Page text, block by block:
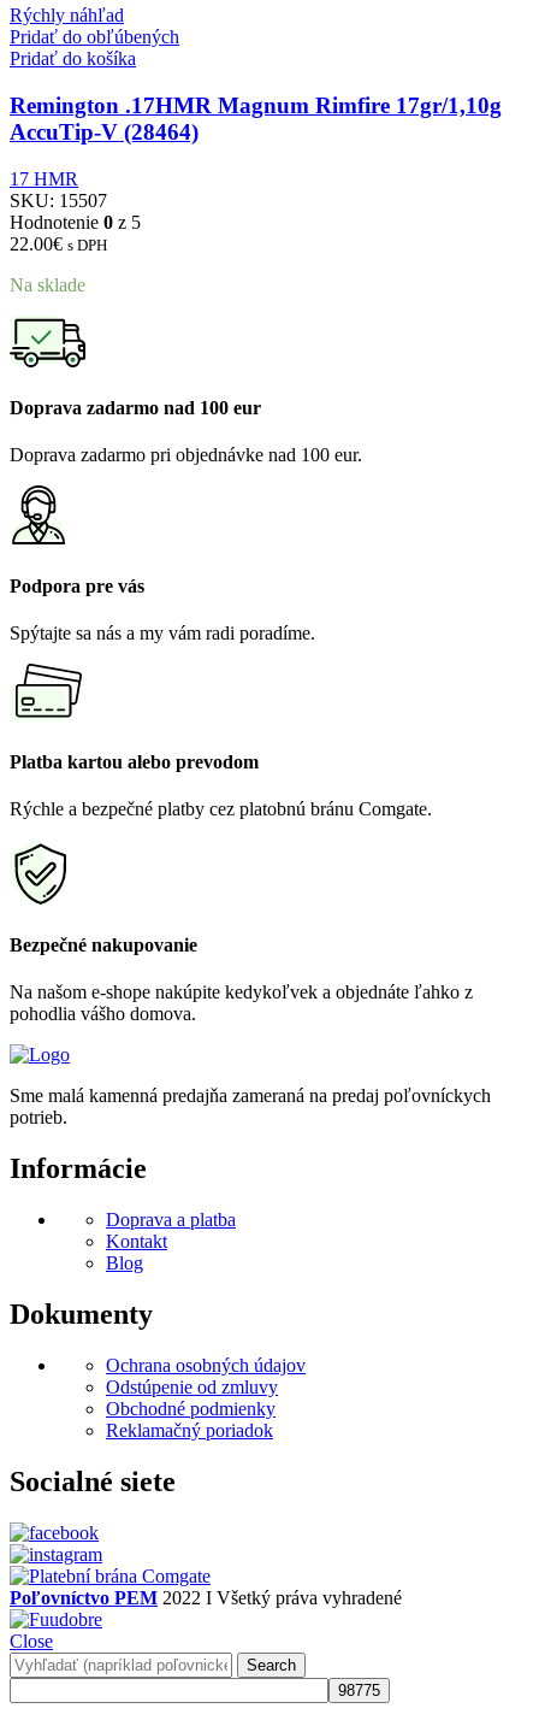
Rýchly náhľad
Pridať do obľúbených
Pridať do košíka
Remington .17HMR Magnum Rimfire 17gr/1,10g
AccuTip-V (28464)
17 HMR
SKU: 15507
Hodnotenie 0 z 5
22.00€ s DPH
Na sklade
Doprava zadarmo nad 100 eur
Doprava zadarmo pri objednávke nad 100 eur.
Podpora pre vás
Spýtajte sa nás a my vám radi poradíme.
Platba kartou alebo prevodom
Rýchle a bezpečné platby cez platobnú bránu Comgate.
Bezpečné nakupovanie
Na našom e-shope nakúpite kedykoľvek a objednáte ľahko z
pohodlia vášho domova.
Sme malá kamenná predajňa zameraná na predaj poľovníckych
potrieb.
Informácie
Doprava a platba
Kontakt
Blog
Dokumenty
Ochrana osobných údajov
Odstúpenie od zmluvy
Obchodné podmienky
Reklamačný poriadok
Socialné siete
Poľovníctvo PEM 2022 I Všetký práva vyhradené
Close
Search